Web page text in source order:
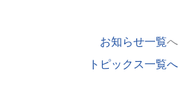
お知らせ一覧へ
トピックス一覧へ